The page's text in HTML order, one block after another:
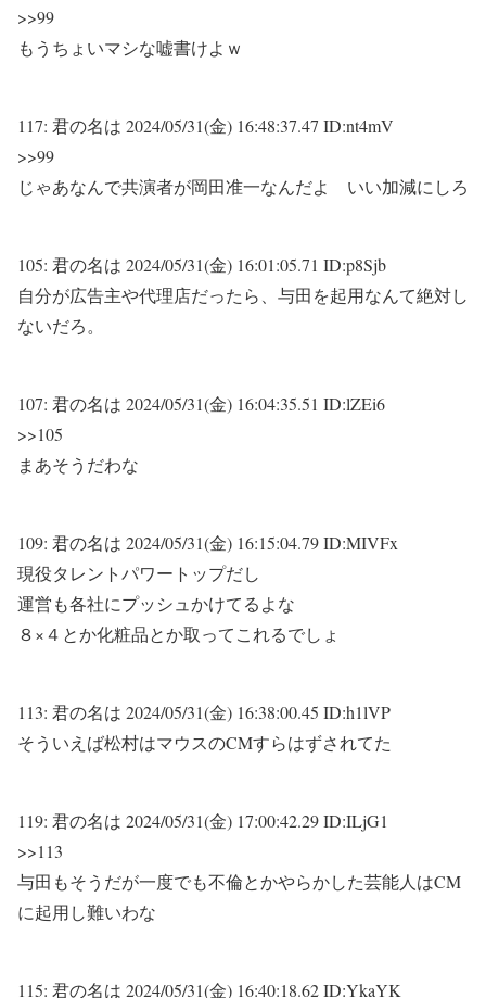
>>99
もうちょいマシな嘘書けよｗ
117: 君の名は 2024/05/31(金) 16:48:37.47 ID:nt4mV
>>99
じゃあなんで共演者が岡田准一なんだよ いい加減にしろ
105: 君の名は 2024/05/31(金) 16:01:05.71 ID:p8Sjb
自分が広告主や代理店だったら、与田を起用なんて絶対し
ないだろ。
107: 君の名は 2024/05/31(金) 16:04:35.51 ID:lZEi6
>>105
まあそうだわな
109: 君の名は 2024/05/31(金) 16:15:04.79 ID:MIVFx
現役タレントパワートップだし
運営も各社にプッシュかけてるよな
８×４とか化粧品とか取ってこれるでしょ
113: 君の名は 2024/05/31(金) 16:38:00.45 ID:h1lVP
そういえば松村はマウスのCMすらはずされてた
119: 君の名は 2024/05/31(金) 17:00:42.29 ID:ILjG1
>>113
与田もそうだが一度でも不倫とかやらかした芸能人はCM
に起用し難いわな
115: 君の名は 2024/05/31(金) 16:40:18.62 ID:YkaYK